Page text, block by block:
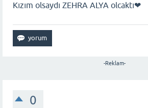
Kızım olsaydı ZEHRA ALYA olcaktı❤
-Reklam-
0